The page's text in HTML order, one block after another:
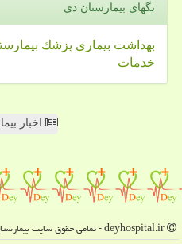
تگهای بیمارستان دی
بهداشت بیماری پزشك
خدمات
اخبار